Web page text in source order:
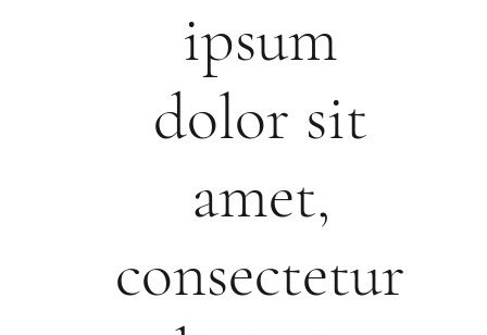
ipsum
dolor sit
amet,
consectetur